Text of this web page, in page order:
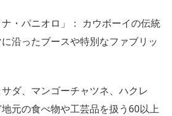
・パニオロ」： カウボーイの伝統
沿ったブースや特別なファブリッ
ダ、マンゴーチャツネ、ハクレ
元の食べ物や工芸品を扱う60以上